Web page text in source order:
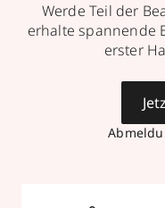
Werde Teil der
erhalte spannende
erster